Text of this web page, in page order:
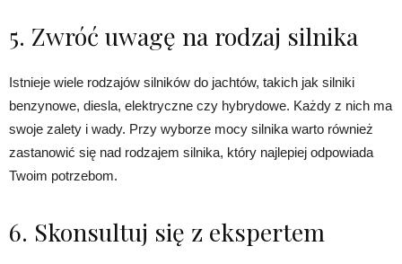
5. Zwróć uwagę na rodzaj silnika
Istnieje wiele rodzajów silników do jachtów, takich jak silniki
benzynowe, diesla, elektryczne czy hybrydowe. Każdy z nich ma
swoje zalety i wady. Przy wyborze mocy silnika warto również
zastanowić się nad rodzajem silnika, który najlepiej odpowiada
Twoim potrzebom.
6. Skonsultuj się z ekspertem